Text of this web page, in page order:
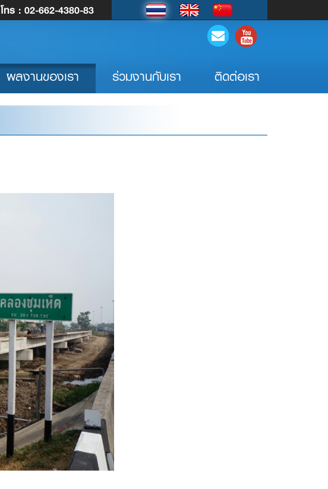
โทร : 02-662-4380-83
ผลงานของเรา ร่วมงานกับเรา ติดต่อเรา